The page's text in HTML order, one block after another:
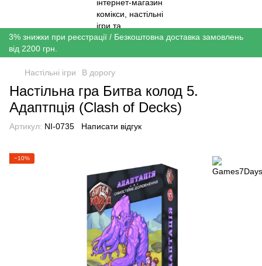
3% знижки при реєстрації / Безкоштовна доставка замовлень
від 2200 грн.
Настільні ігри В дорогу
Настільна гра Битва колод 5.
Адаптпція (Clash of Decks)
Артикул: NI-0735 Написати відгук
−10%